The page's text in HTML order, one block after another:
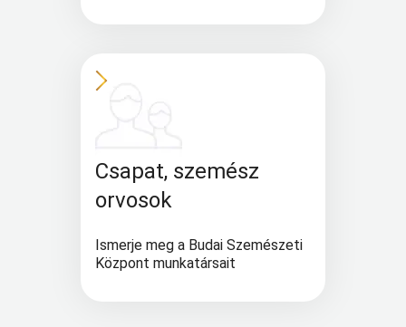
Csapat, szemész
orvosok
Ismerje meg a Budai Szemészeti
Központ munkatársait